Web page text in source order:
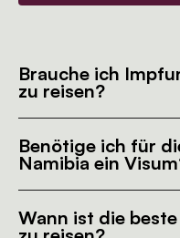
Brauche ich
zu reisen?
Benötige ich für
Namibia ein
Wann ist die